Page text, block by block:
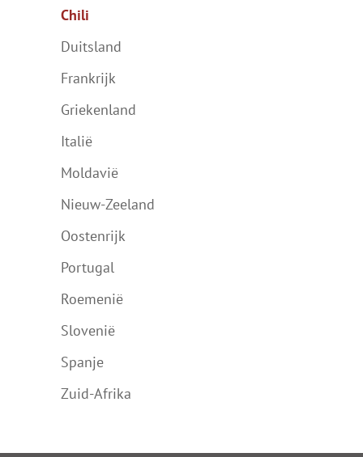
Chili
Duitsland
Frankrijk
Griekenland
Italië
Moldavië
Nieuw-Zeeland
Oostenrijk
Portugal
Roemenië
Slovenië
Spanje
Zuid-Afrika